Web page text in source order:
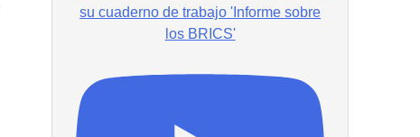
su cuaderno de trabajo 'Informe sobre
los BRICS'